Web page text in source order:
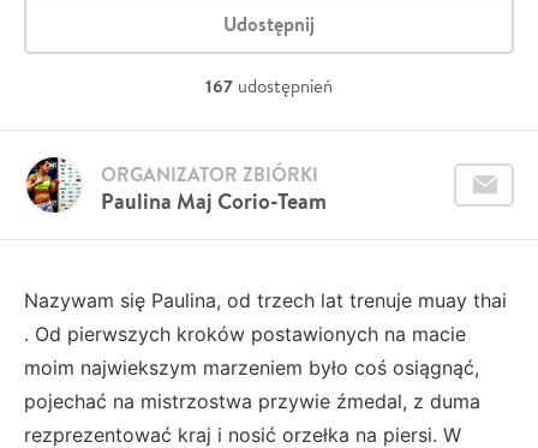
Udostępnij
167 udostępnień
Paulina Maj Corio-Team
ORGANIZATOR ZBIÓRKI
Nazywam się Paulina, od trzech lat trenuje muay thai
. Od pierwszych kroków postawionych na macie
moim najwiekszym marzeniem było coś osiągnąć,
pojechać na mistrzostwa przywie źmedal, z duma
rezprezentować kraj i nosić orzełka na piersi. W